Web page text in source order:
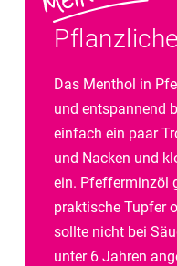
Das Menthol in
und entspannend
einfach ein paar
und Nacken und
ein. Pfefferminzöl
praktische Tupfer
sollte nicht bei
unter 6 Jahren